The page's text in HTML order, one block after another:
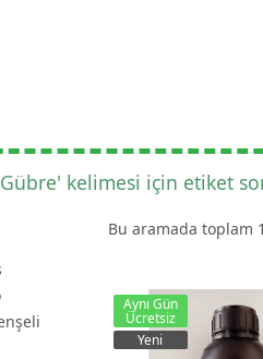
kelimesi için etiket
Bu aramada toplam 1
Aynı Gün
Ücretsiz
Yeni